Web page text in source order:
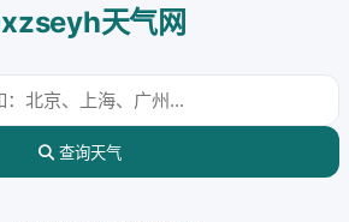
xzseyh天气网
查询天气